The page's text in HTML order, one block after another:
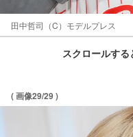
田中哲司（C）モデルプレス
スクロールす
( 画像29/29 )